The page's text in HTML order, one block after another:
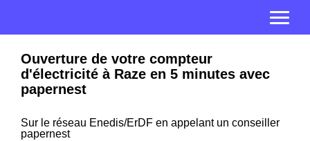
Ouverture de votre compteur
d'électricité à Raze en 5 minutes avec
papernest
Sur le réseau Enedis/ErDF en appelant un conseiller
papernest